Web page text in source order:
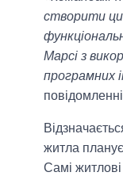
створити
Марсі з
програмних
житла
Самі